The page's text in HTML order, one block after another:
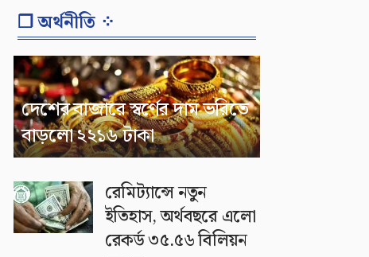
❐ অর্থনীতি ⁘
দেশের বাজারে স্বর্ণের দাম ভরিতে
বাড়লো ২২১৬ টাকা
রেমিট্যান্সে নতুন
ইতিহাস, অর্থবছরে এলো
রেকর্ড ৩৫.৫৬ বিলিয়ন